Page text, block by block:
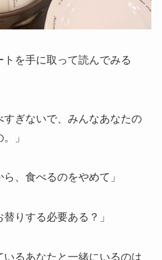
を手に取って読んでみる
すぎないで、みんなあなたの
」
ら、食べるのをやめて」
替りする必要ある？」
いるあなたと一緒にいるのは